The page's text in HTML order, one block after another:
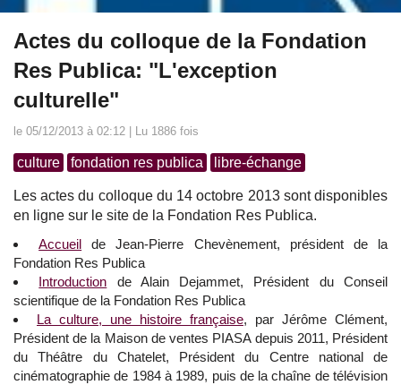
Actes du colloque de la Fondation
Res Publica: "L'exception
culturelle"
le 05/12/2013 à 02:12 | Lu 1886 fois
culture fondation res publica libre-échange
Les actes du colloque du 14 octobre 2013 sont disponibles
en ligne sur le site de la Fondation Res Publica.
Accueil de Jean-Pierre Chevènement, président de la
Fondation Res Publica
Introduction de Alain Dejammet, Président du Conseil
scientifique de la Fondation Res Publica
La culture, une histoire française, par Jérôme Clément,
Président de la Maison de ventes PIASA depuis 2011, Président
du Théâtre du Chatelet, Président du Centre national de
cinématographie de 1984 à 1989, puis de la chaîne de télévision